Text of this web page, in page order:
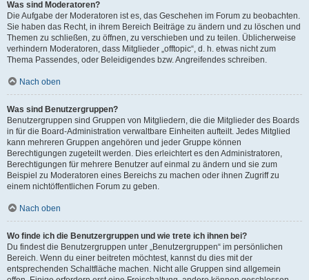
Was sind Moderatoren?
Die Aufgabe der Moderatoren ist es, das Geschehen im Forum zu beobachten.
Sie haben das Recht, in ihrem Bereich Beiträge zu ändern und zu löschen und
Themen zu schließen, zu öffnen, zu verschieben und zu teilen. Üblicherweise
verhindern Moderatoren, dass Mitglieder „offtopic“, d. h. etwas nicht zum
Thema Passendes, oder Beleidigendes bzw. Angreifendes schreiben.
Nach oben
Was sind Benutzergruppen?
Benutzergruppen sind Gruppen von Mitgliedern, die die Mitglieder des Boards
in für die Board-Administration verwaltbare Einheiten aufteilt. Jedes Mitglied
kann mehreren Gruppen angehören und jeder Gruppe können
Berechtigungen zugeteilt werden. Dies erleichtert es den Administratoren,
Berechtigungen für mehrere Benutzer auf einmal zu ändern und sie zum
Beispiel zu Moderatoren eines Bereichs zu machen oder ihnen Zugriff zu
einem nichtöffentlichen Forum zu geben.
Nach oben
Wo finde ich die Benutzergruppen und wie trete ich ihnen bei?
Du findest die Benutzergruppen unter „Benutzergruppen“ im persönlichen
Bereich. Wenn du einer beitreten möchtest, kannst du dies mit der
entsprechenden Schaltfläche machen. Nicht alle Gruppen sind allgemein